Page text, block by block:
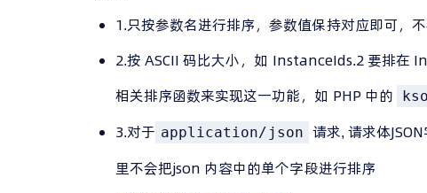
1.只按参数名进行排序，参数值保持对应即可，不
2.按 ASCII 码比大小，如 InstanceIds.2 要排在
相关排序函数来实现这一功能，如 PHP 中的
3.对于 application/json 请求, 请求体
里不会把json 内容中的单个字段进行排序